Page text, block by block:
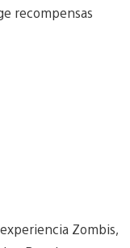
recompensas
Zombis,